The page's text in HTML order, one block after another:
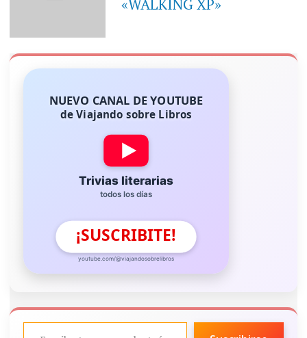
«WALKING XP»
NUEVO CANAL DE YOUTUBE
de Viajando sobre Libros
Trivias literarias
todos los días
¡SUSCRIBITE!
youtube.com/@viajandosobrelibros
ESCRIBE TU CORREO ELECTRÓNICO…